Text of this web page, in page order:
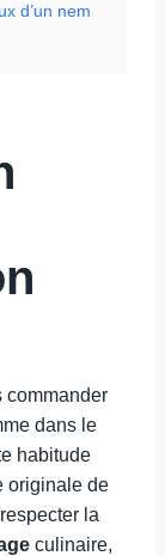
d’un nem
commander
dans le
habitude
originale de
la
culinaire,